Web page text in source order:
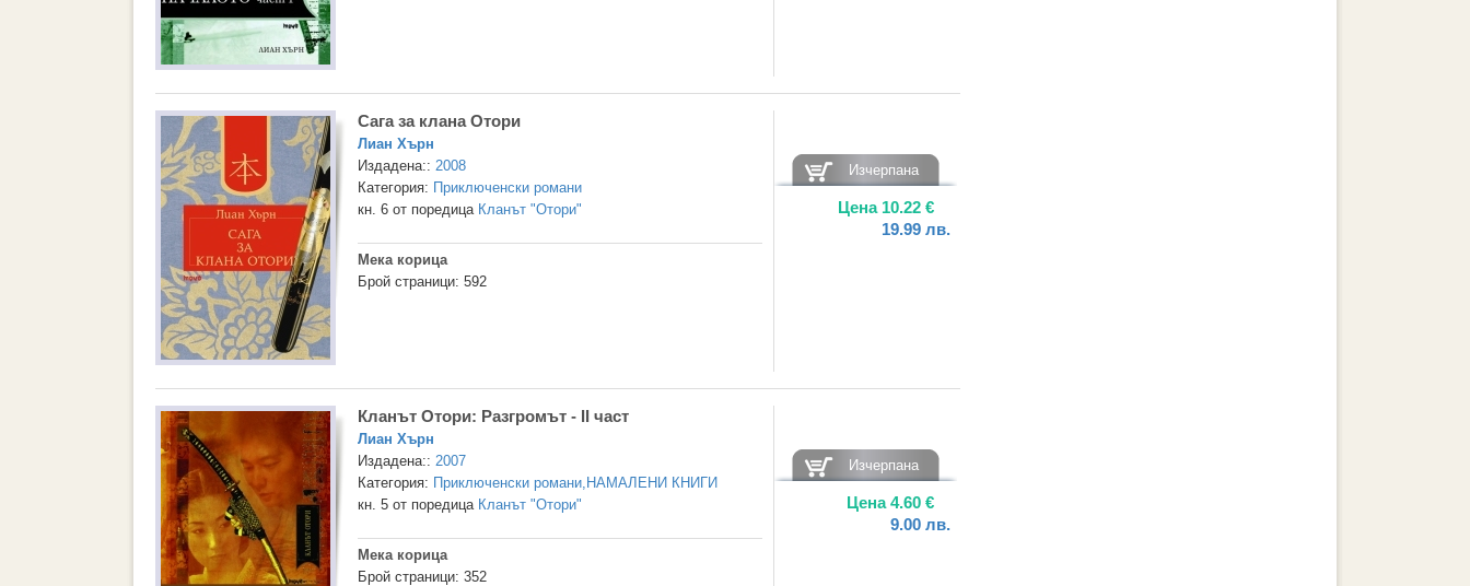
Сага за клана Отори
Лиан Хърн
Издадена:: 2008
Категория: Приключенски романи
кн. 6 от поредица Кланът "Отори"
Мека корица
Брой страници: 592
Изчерпана
Цена 10.22 €
19.99 лв.
Кланът Отори: Разгромът - II част
Лиан Хърн
Издадена:: 2007
Категория: Приключенски романи, НАМАЛЕНИ КНИГИ
кн. 5 от поредица Кланът "Отори"
Мека корица
Брой страници: 352
Изчерпана
Цена4.60 €
9.00 лв.